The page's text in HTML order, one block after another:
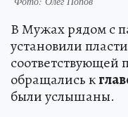
В Мужах рядом с
установили
соответствующей
обращались к
были услышаны.